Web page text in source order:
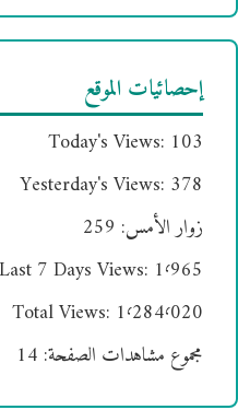
إحصائيات الموقع
Today's Views: 103
Yesterday's Views: 378
زوار الأمس: 259
Last 7 Days Views: 1٬965
Total Views: 1٬284٬020
مجموع مشاهدات الصفحة: 14